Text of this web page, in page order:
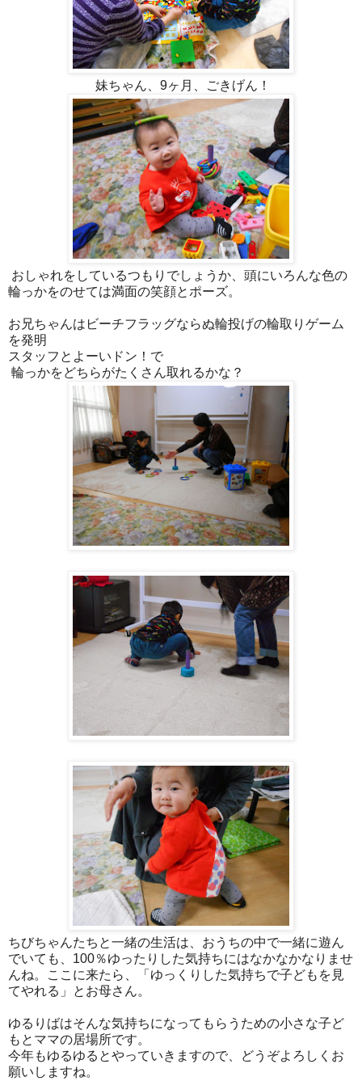
妹ちゃん、9ヶ月、ごきげん！
おしゃれをしているつもりでしょうか、頭にいろんな色の
輪っかをのせては満面の笑顔とポーズ。
お兄ちゃんはビーチフラッグならぬ輪投げの輪取りゲーム
を発明
スタッフとよーいドン！で
輪っかをどちらがたくさん取れるかな？
ちびちゃんたちと一緒の生活は、おうちの中で一緒に遊ん
でいても、100％ゆったりした気持ちにはなかなかなりませ
んね。ここに来たら、「ゆっくりした気持ちで子どもを見
てやれる」とお母さん。
ゆるりばはそんな気持ちになってもらうための小さな子ど
もとママの居場所です。
今年もゆるゆるとやっていきますので、どうぞよろしくお
願いしますね。